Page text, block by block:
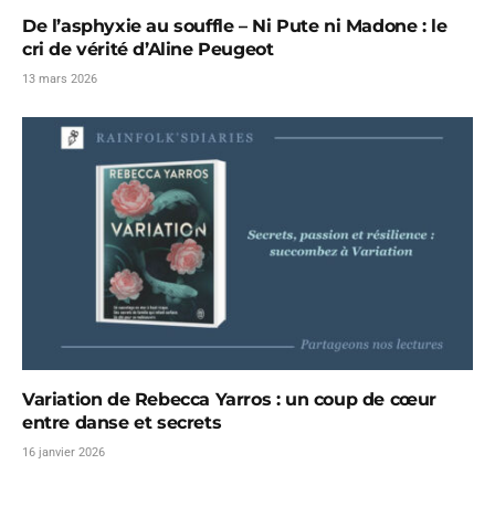
De l’asphyxie au souffle – Ni Pute ni Madone : le
cri de vérité d’Aline Peugeot
13 mars 2026
Variation de Rebecca Yarros : un coup de cœur
entre danse et secrets
16 janvier 2026